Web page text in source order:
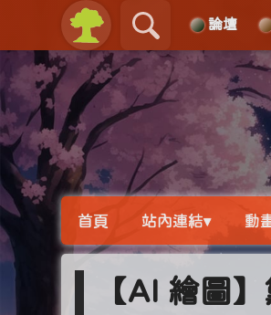
論壇
關於 導覽
首頁 站內連結▾ 動
【AI 繪圖